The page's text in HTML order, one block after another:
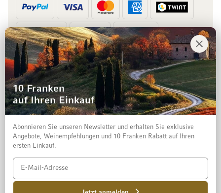
Vorkasse Rechnung
Datenschutz und Disclaimer
10 Franken
auf Ihren Einkauf
Abonnieren Sie unseren Newsletter und erhalten Sie exklusive
Angebote, Weinempfehlungen und 10 Franken Rabatt auf Ihren
ersten Einkauf.